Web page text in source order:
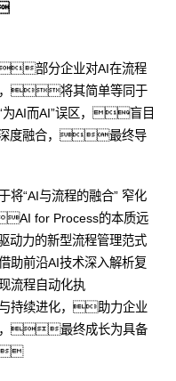
部分企业对AI在流程
将其简单等同于
AI而AI”误区，盲目
深度融合，最终导
“AI与流程的融合” 窄化
for Process的本质远
力的新型流程管理范式
前沿AI技术深入解析复
程自动化执
持续进化，助力企业
，最终成长为具备